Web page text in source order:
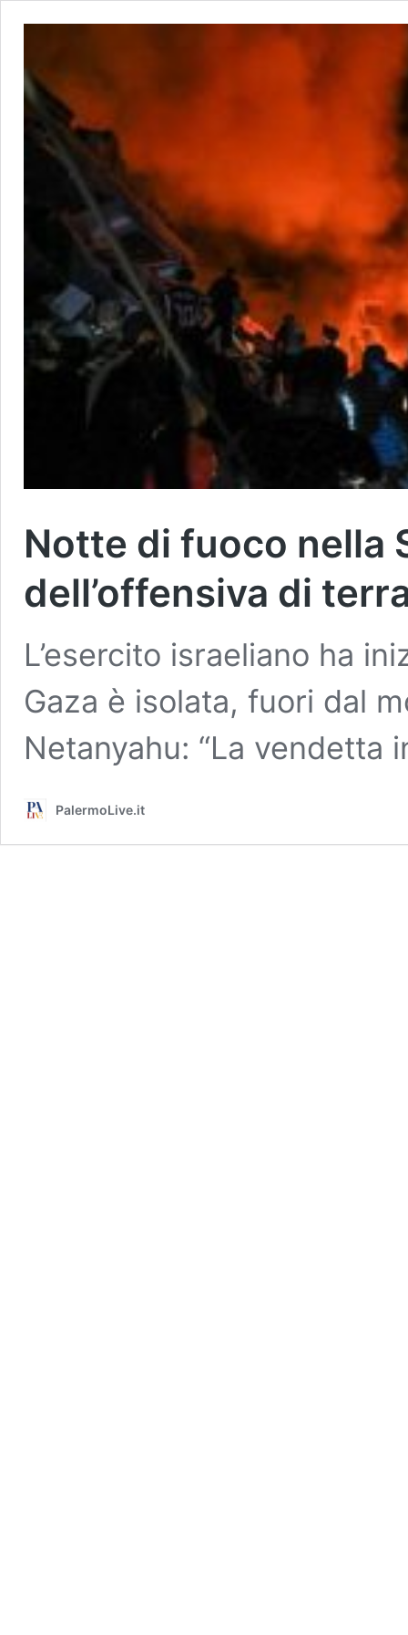
Notte di fuoco nella
dell’offensiva di
L’esercito israeliano ha
Gaza è isolata, fuori dal
Netanyahu: “La vendetta
PalermoLive.it